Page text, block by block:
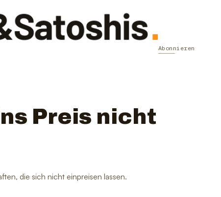
Abonnieren
Preis nicht
die sich nicht einpreisen lassen.